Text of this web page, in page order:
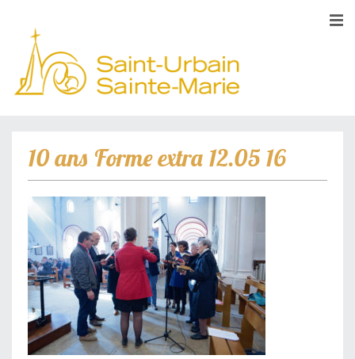
10 ans Forme extra 12.05 16